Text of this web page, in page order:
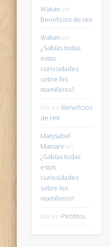
Wakan en
Beneficios de reir
Wakan en
¿Sabías todas
estas
curiosidades
sobre los
mamíferos?
Riki en Beneficios
de reir
Marysabel
Mamani en
¿Sabías todas
estas
curiosidades
sobre los
mamíferos?
lala en Pirófitos